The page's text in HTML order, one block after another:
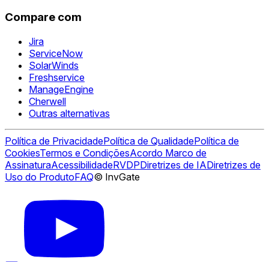
Compare com
Jira
ServiceNow
SolarWinds
Freshservice
ManageEngine
Cherwell
Outras alternativas
Política de PrivacidadePolítica de QualidadePolítica de
CookiesTermos e CondiçõesAcordo Marco de
AssinaturaAcessibilidadeRVDPDiretrizes de IADiretrizes de
Uso do ProdutoFAQ© InvGate